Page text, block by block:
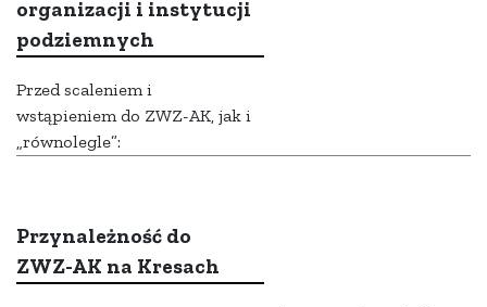
organizacji i instytucji
podziemnych
Przed scaleniem i
wstąpieniem do ZWZ-AK, jak i
„równolegle”:
Przynależność do
ZWZ-AK na Kresach